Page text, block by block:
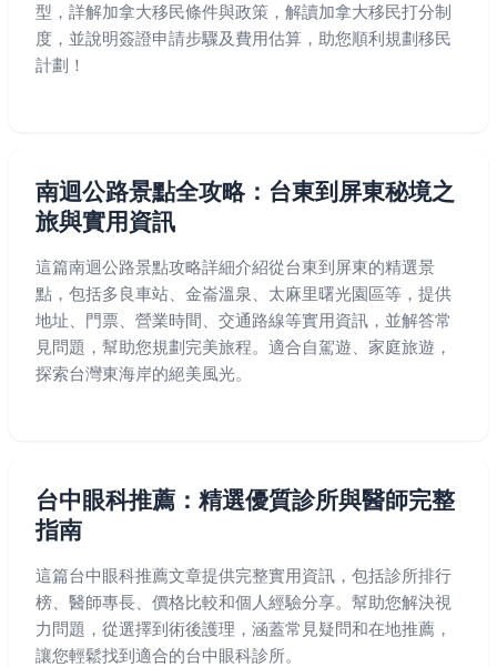
型，詳解加拿大移民條件與政策，解讀加拿大移民打分制
度，並說明簽證申請步驟及費用估算，助您順利規劃移民
計劃！
南迴公路景點全攻略：台東到屏東秘境之
旅與實用資訊
這篇南迴公路景點攻略詳細介紹從台東到屏東的精選景
點，包括多良車站、金崙溫泉、太麻里曙光園區等，提供
地址、門票、營業時間、交通路線等實用資訊，並解答常
見問題，幫助您規劃完美旅程。適合自駕遊、家庭旅遊，
探索台灣東海岸的絕美風光。
台中眼科推薦：精選優質診所與醫師完整
指南
這篇台中眼科推薦文章提供完整實用資訊，包括診所排行
榜、醫師專長、價格比較和個人經驗分享。幫助您解決視
力問題，從選擇到術後護理，涵蓋常見疑問和在地推薦，
讓您輕鬆找到適合的台中眼科診所。